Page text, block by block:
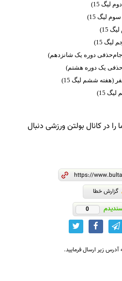
در کانال بولتن ورزشی دنبال
گزارش خطا
0
آدرس زیر ارسال فرمایید.